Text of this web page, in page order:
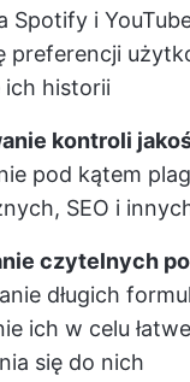
Spotify i
preferencji
historii
kontroli
pod kątem
SEO i
czytelnych
długich
ich w celu
się do nich